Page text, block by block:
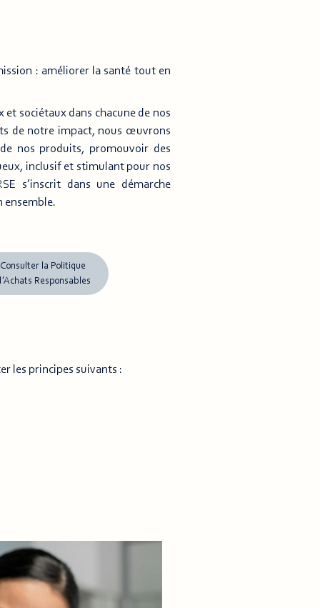
: améliorer la santé tout en
sociétaux dans chacune de nos
de notre impact, nous œuvrons
nos produits, promouvoir des
inclusif et stimulant pour nos
s’inscrit dans une démarche
ensemble.
Consulter la Politique
Responsables
les principes suivants :